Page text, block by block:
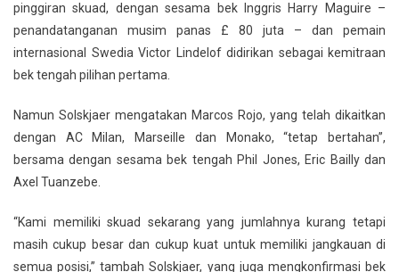
pinggiran skuad, dengan sesama bek Inggris Harry Maguire –
penandatanganan musim panas £ 80 juta – dan pemain
internasional Swedia Victor Lindelof didirikan sebagai kemitraan
bek tengah pilihan pertama.
Namun Solskjaer mengatakan Marcos Rojo, yang telah dikaitkan
dengan AC Milan, Marseille dan Monako, “tetap bertahan”,
bersama dengan sesama bek tengah Phil Jones, Eric Bailly dan
Axel Tuanzebe.
“Kami memiliki skuad sekarang yang jumlahnya kurang tetapi
masih cukup besar dan cukup kuat untuk memiliki jangkauan di
semua posisi,” tambah Solskjaer, yang juga mengkonfirmasi bek